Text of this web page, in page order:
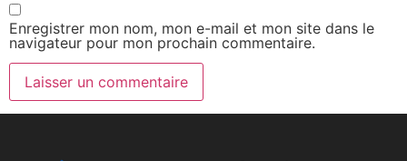
Enregistrer mon nom, mon e-mail et mon site dans le
navigateur pour mon prochain commentaire.